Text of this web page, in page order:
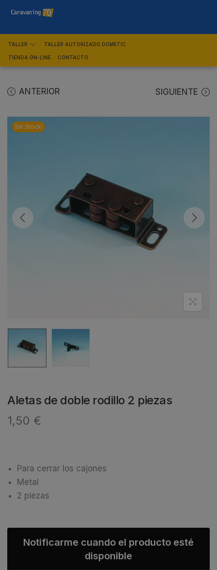
TALLER TALLER AUTORIZADO DOMETIC
TIENDA ON-LINE CONTACTO
ANTERIOR SIGUIENTE
Sin Stock!
Aletas de doble rodillo 2 piezas
1,50 €
Para cerrar los cajones
Metal
2 piezas
Notificarme cuando el producto esté
disponible